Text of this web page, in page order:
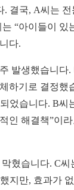
. 결국, A씨는 전
“아이들이 있
다.
발생했습니다.
하기로 결정했
었습니다. B씨
인 해결책”이
혔습니다. C씨
지만, 효과가